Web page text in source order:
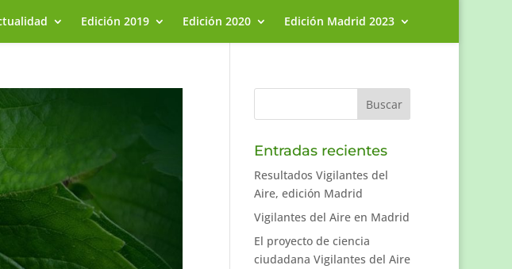
Edición 2019 Edición 2020 Edición Madrid 2023
Entradas recientes
Resultados Vigilantes del
Aire, edición Madrid
Vigilantes del Aire en Madrid
El proyecto de ciencia
ciudadana Vigilantes del Aire